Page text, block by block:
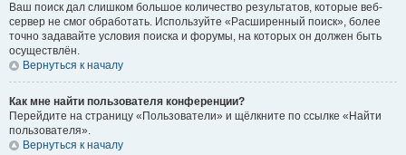
Ваш поиск дал слишком большое количество результатов, которые веб-
сервер не смог обработать. Используйте «Расширенный поиск», более
точно задавайте условия поиска и форумы, на которых он должен быть
осуществлён.
Вернуться к началу
Как мне найти пользователя конференции?
Перейдите на страницу «Пользователи» и щёлкните по ссылке «Найти
пользователя».
Вернуться к началу